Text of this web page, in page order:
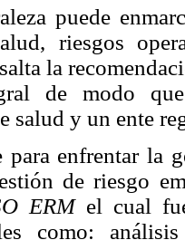
puede
riesgos
la
de modo
salud y un ente
para enfrentar la
de riesgo
ERM el cual
como: